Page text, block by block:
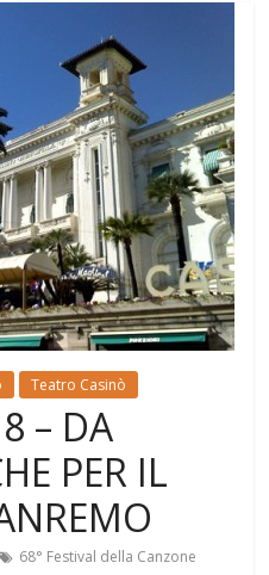
Teatro Casinò
– DA
PER IL
68° Festival della Canzone